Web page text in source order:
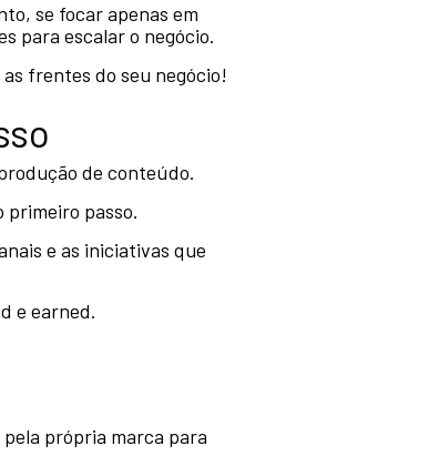
se focar apenas em
para escalar o negócio.
frentes do seu negócio!
de conteúdo.
primeiro passo.
e as iniciativas que
e earned.
própria marca para